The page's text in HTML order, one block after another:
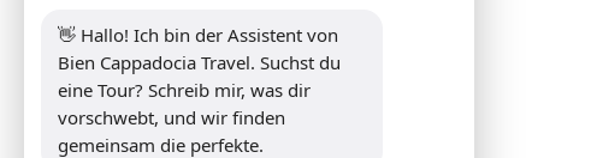
👋 Hallo! Ich bin der Assistent von
Bien Cappadocia Travel. Suchst du
eine Tour? Schreib mir, was dir
vorschwebt, und wir finden
gemeinsam die perfekte.